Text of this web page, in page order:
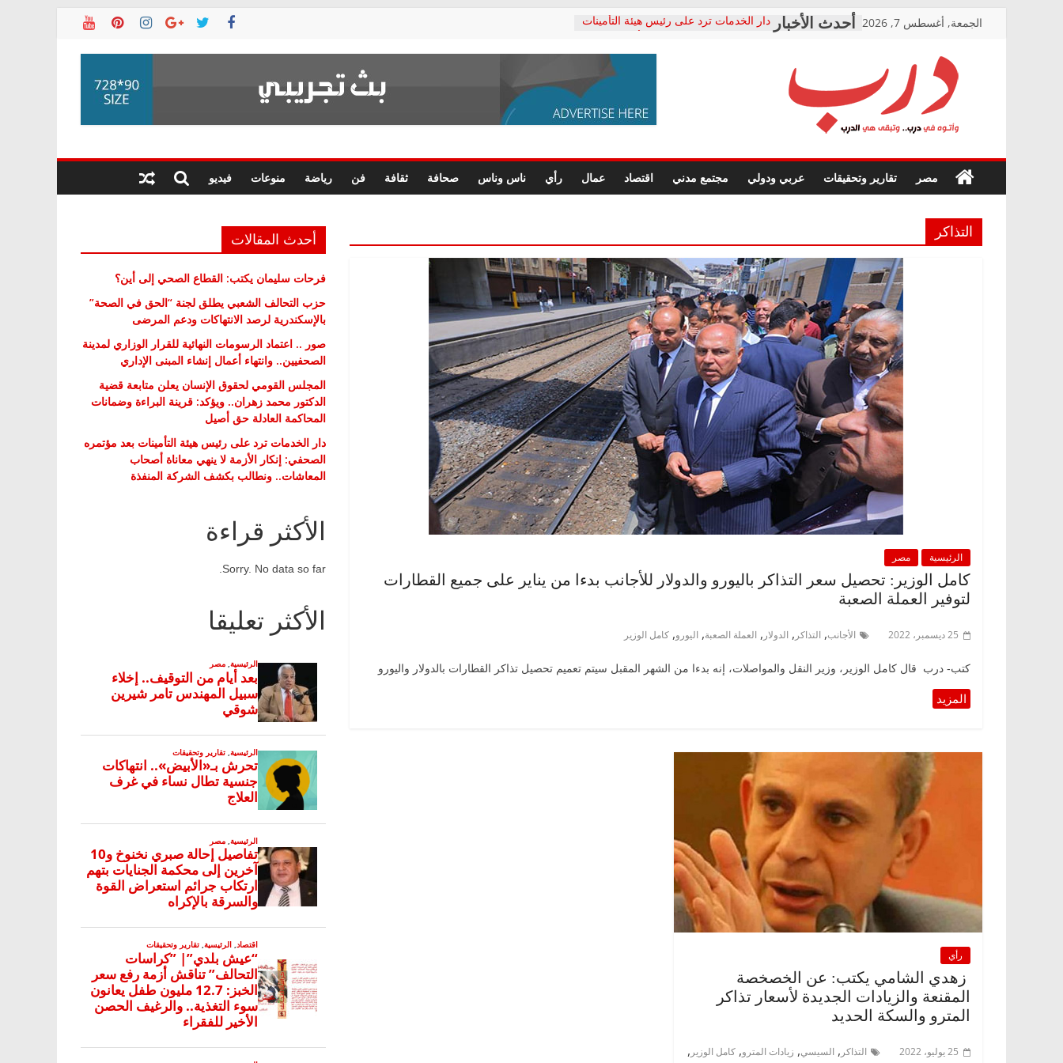
الجمعة, أغسطس 7, 2026
دار الخدمات ترد على رئيس هيئة التأمينات
معاناة أصحاب المعاشات.. ونطالب بكشف
فرحات سليمان يكتب: القطاع الصحي إلى
حزب التحالف الشعبي يطلق لجنة “الحق
صور .. اعتماد الرسومات النهائية للقرار
الوزاري لمدينة الصحفيين.. وانتهاء أعمال
إنشاء المبنى الإداري
قرينة البراءة وضمانات المحاكمة العادلة
حق أصيل
درب
في
درب..
هي
الدرب
مصر تقارير وتحقيقات عربي ودولي مجتمع مدني اقتصاد عمال رأي ناس وناس صحافة ثقافة فن رياضة منوعات فيديو
التذاكر
الرئيسية مصر
كامل الوزير: تحصيل سعر التذاكر باليورو والدولار للأجانب بدءا من يناير على جميع القطارات
لتوفير العملة الصعبة
25 ديسمبر، 2022 الأجانب, التذاكر , الدولار , العملة الصعبة, اليورو, كامل الوزير
كتب- درب قال كامل الوزير، وزير النقل والمواصلات، إنه بدءا من الشهر المقبل سيتم تعميم تحصيل تذاكر القطارات بالدولار واليورو
رأي
زهدي الشامي يكتب: عن الخصخصة
المقنعة والزيادات الجديدة لأسعار تذاكر
المترو والسكة الحديد
25 يوليو، 2022 التذاكر , السيسي, زيادات المترو, كامل الوزير ,
أحدث المقالات
فرحات سليمان يكتب: القطاع الصحي إلى أين؟
حزب التحالف الشعبي يطلق لجنة “الحق في الصحة”
بالإسكندرية لرصد الانتهاكات ودعم المرضى
صور .. اعتماد الرسومات النهائية للقرار الوزاري لمدينة
الصحفيين.. وانتهاء أعمال إنشاء المبنى الإداري
المجلس القومي لحقوق الإنسان يعلن متابعة قضية
الدكتور محمد زهران.. ويؤكد: قرينة البراءة وضمانات
المحاكمة العادلة حق أصيل
دار الخدمات ترد على رئيس هيئة التأمينات بعد مؤتمره
الصحفي: إنكار الأزمة لا ينهي معاناة أصحاب
المعاشات.. ونطالب بكشف الشركة المنفذة
الأكثر قراءة
Sorry. No data so far.
الأكثر تعليقا